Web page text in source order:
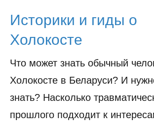
Историки и гиды о
Холокосте
Что может знать обычный
Холокосте в Беларуси? И
знать? Насколько
прошлого подходит к